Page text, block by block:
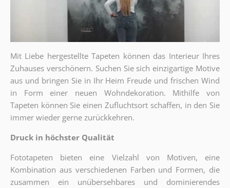
Mit Liebe hergestellte Tapeten können das Interieur Ihres
Zuhauses verschönern. Suchen Sie sich einzigartige Motive
aus und bringen Sie in Ihr Heim Freude und frischen Wind
in Form einer neuen Wohndekoration. Mithilfe von
Tapeten können Sie einen Zufluchtsort schaffen, in den Sie
immer wieder gerne zurückkehren.
Druck in höchster Qualität
Fototapeten bieten eine Vielzahl von Motiven, eine
Kombination aus verschiedenen Farben und Formen, die
zusammen ein unübersehbares und dominierendes